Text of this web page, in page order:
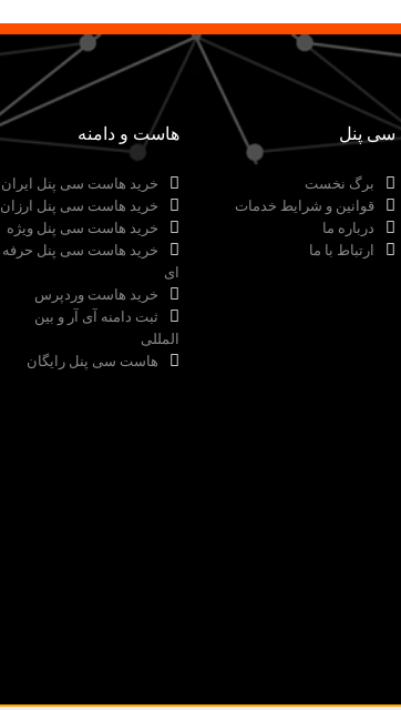
سی پنل
برگ نخست
قوانین و شرایط خدمات
درباره ما
ارتباط با ما
هاست و دامنه
خرید هاست سی پنل ایران
خرید هاست سی پنل ارزان
خرید هاست سی پنل ویژه
خرید هاست سی پنل حرفه
ای
خرید هاست وردپرس
ثبت دامنه آی آر و بین
المللی
هاست سی پنل رایگان